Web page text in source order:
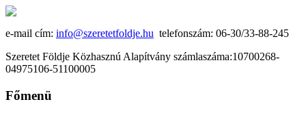
e-mail cím: info@szeretetfoldje.hu telefonszám: 06-30/33-88-245
Szeretet Földje Közhasznú Alapítvány számlaszáma:10700268-
04975106-51100005
Főmenü